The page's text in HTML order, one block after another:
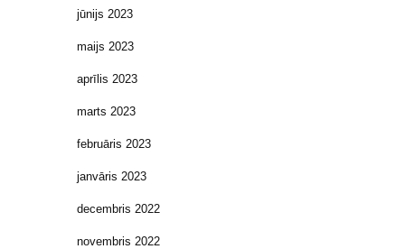
jūnijs 2023
maijs 2023
aprīlis 2023
marts 2023
februāris 2023
janvāris 2023
decembris 2022
novembris 2022